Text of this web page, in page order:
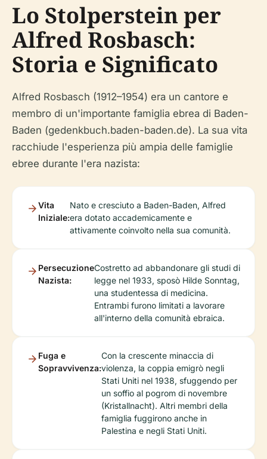
Lo Stolperstein per
Alfred Rosbasch:
Storia e Significato
Alfred Rosbasch (1912–1954) era un cantore e
membro di un'importante famiglia ebrea di Baden-
Baden (gedenkbuch.baden-baden.de). La sua vita
racchiude l'esperienza più ampia delle famiglie
ebree durante l'era nazista:
Vita
Iniziale:
Nato e cresciuto a Baden-Baden, Alfred
era dotato accademicamente e
attivamente coinvolto nella sua comunità.
Persecuzione
Nazista:
Costretto ad abbandonare gli studi di
legge nel 1933, sposò Hilde Sonntag,
una studentessa di medicina.
Entrambi furono limitati a lavorare
all'interno della comunità ebraica.
Fuga e
Sopravvivenza:
Con la crescente minaccia di
violenza, la coppia emigrò negli
Stati Uniti nel 1938, sfuggendo per
un soffio al pogrom di novembre
(Kristallnacht). Altri membri della
famiglia fuggirono anche in
Palestina e negli Stati Uniti.